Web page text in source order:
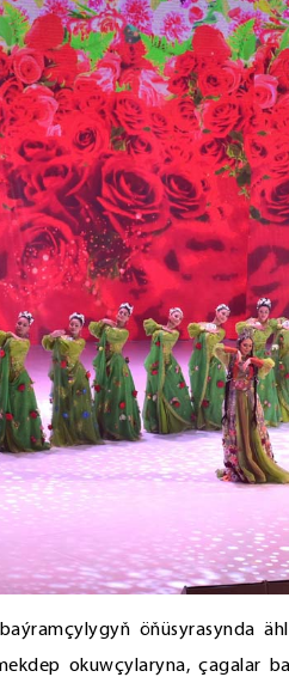
öňüsyrasynda
okuwçylaryna, çagalar